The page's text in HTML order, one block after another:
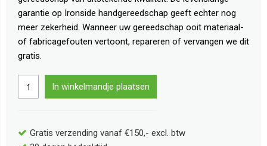
garantie op Ironside handgereedschap geeft echter nog
meer zekerheid. Wanneer uw gereedschap ooit materiaal-
of fabricagefouten vertoont, repareren of vervangen we dit
gratis.
In winkelmandje plaatsen
Gratis verzending vanaf €150,- excl. btw